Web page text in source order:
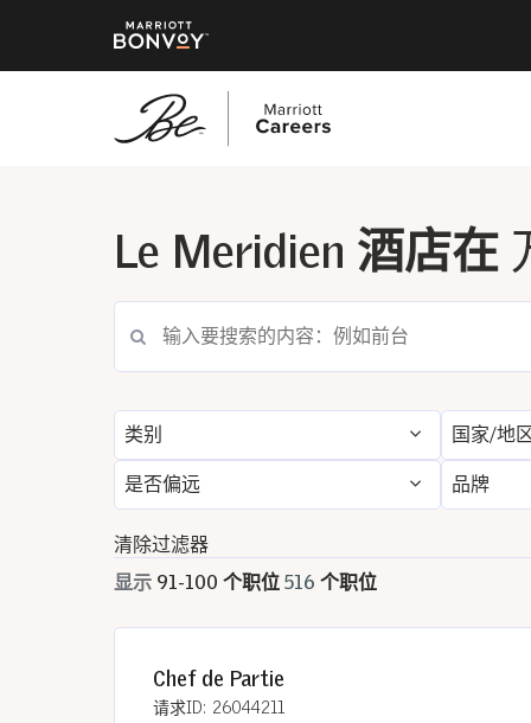
Le Meridien 酒店在
类别 国家/地
是否偏远 品牌
清除过滤器
显示 91-100 个职位 516 个职位
Chef de Partie
26044211